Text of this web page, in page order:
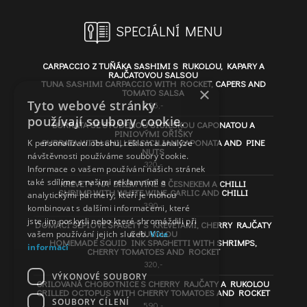
SPECIÁLNÍ MENU
CARPACCIO Z TUŇÁKA SASHIMI S RUKOLOU, KAPARY A
RAJČATOVOU SALSOU
TUNA SASHIMI CARPACCIO WITH ROCKET, CAPERS AND
TOMATO SALSA
295,-
BURRATA SE STUDENOU SICILSKOU CAPONATOU A
PINIOVÝMI OŘÍŠKY
BURRATA WITH CHILLED SICILIAN CAPONATA AND PINE
NUTS
320,-
KREVETY NA BÍLÉM VÍNĚ S ČESNEKEM A CHILLI
SHRIMP WITH WHITE WINE, GARLIC AND CHILLI
390,-
DOMÁCÍ SÉPIOVÉ ŠPAGETY S KREVETAMI, CHERRY RAJČATY
A RUKOLOU
HOMEMADE SQUID INK SPAGHETTI WITH SHRIMPS,
CHERRY TOMATOES AND ROCKET
320,-
GRILOVANÁ CHOBOTNICE S CHERRY RAJČATY A RUKOLOU
GRILLED OCTOPUS WITH CHERRY TOMATOES AND ROCKET
590,-
×
Tyto webové stránky
používají soubory cookie.
K personalizaci obsahu, reklam a analýze
návštěvnosti používáme soubory cookie.
Informace o vašem používání našich stránek
také sdílíme s našimi reklamními a
analytickými partnery, kteří je mohou
kombinovat s dalšími informacemi, které
jste jim poskytli nebo které shromáždili při
vašem používání jejich služeb.Více
informací
VÝKONOVÉ SOUBORY
SOUBORY CÍLENÍ